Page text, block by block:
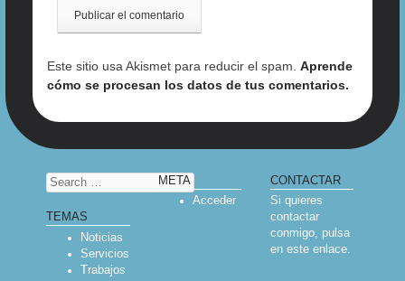
Este sitio usa Akismet para reducir el spam.Aprende
cómo se procesan los datos de tus comentarios.
Search
TEMAS
Noticias
Servicios
Trabajos
META
Acceder
CONTACTAR
Si quieres
contactar
conmigo, pulsa
en este enlace.